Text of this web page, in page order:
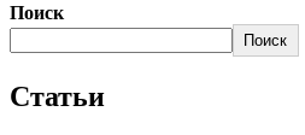
Поиск
Поиск
Статьи